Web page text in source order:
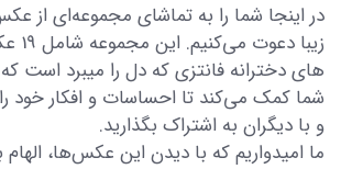
در اینجا شما را به تماشای مجموعه‌ای از
های دخترانه فانتزی که دل را میبرد است
شما کمک می‌کند تا احساسات و افکار خود
و با دیگران به اشتراک بگذارید.
ما امیدواریم که با دیدن این عکس‌ها، الهام